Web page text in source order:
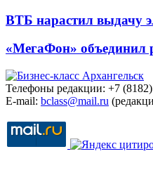
ВТБ нарастил выдачу
«МегаФон» объединил
Телефоны редакции: +7 (8182)
E-mail: bclass@mail.ru